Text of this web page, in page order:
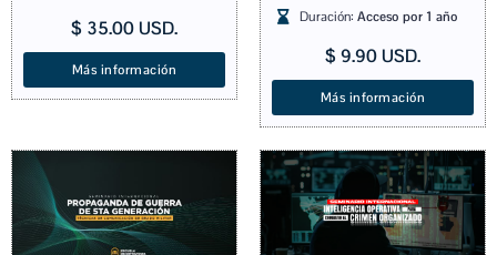
$ 35.00 USD.
Más información
Duración: Acceso por 1 año
$ 9.90 USD.
Más información